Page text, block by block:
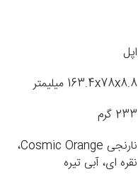
اپل
163.4x78x8.8 میلیمتر
233 گرم
نارنجی Cosmic Orange،
نقره ای، آبی تیره